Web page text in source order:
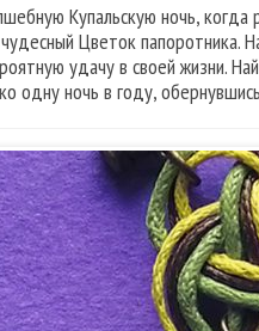
Купальскую ночь,
Цветок папоротника.
удачу в своей жизни.
одну ночь в году,